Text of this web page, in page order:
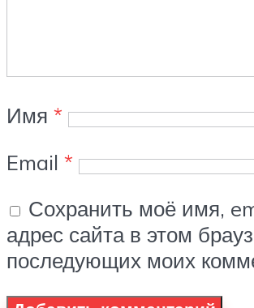
Имя *
Email *
Сохранить моё имя,
адрес сайта в этом
последующих моих